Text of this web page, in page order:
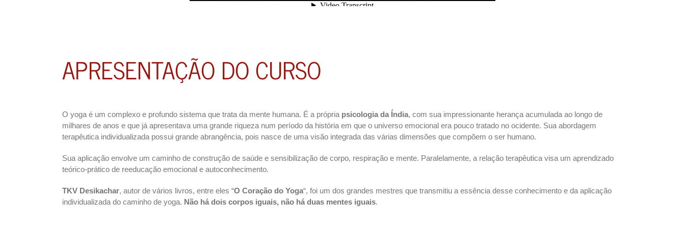
APRESENTAÇÃO DO CURSO
O yoga é um complexo e profundo sistema que trata da mente humana. É a própria psicologia da Índia, com sua impressionante herança acumulada ao longo de
milhares de anos e que já apresentava uma grande riqueza num período da história em que o universo emocional era pouco tratado no ocidente. Sua abordagem
terapêutica individualizada possui grande abrangência, pois nasce de uma visão integrada das várias dimensões que compõem o ser humano.
Sua aplicação envolve um caminho de construção de saúde e sensibilização de corpo, respiração e mente. Paralelamente, a relação terapêutica visa um aprendizado
teórico-prático de reeducação emocional e autoconhecimento.
TKV Desikachar, autor de vários livros, entre eles “O Coração do Yoga“, foi um dos grandes mestres que transmitiu a essência desse conhecimento e da aplicação
individualizada do caminho de yoga. Não há dois corpos iguais, não há duas mentes iguais.